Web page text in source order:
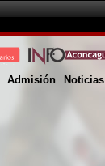
Admisión Noticias